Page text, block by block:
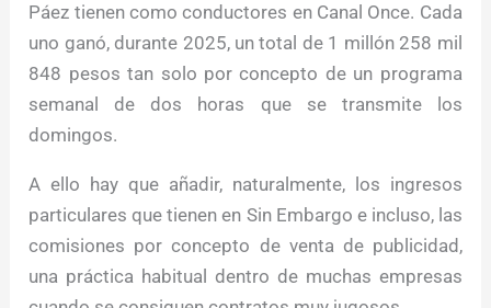
Páez tienen como conductores en Canal Once. Cada
uno ganó, durante 2025, un total de 1 millón 258 mil
848 pesos tan solo por concepto de un programa
semanal de dos horas que se transmite los
domingos.
A ello hay que añadir, naturalmente, los ingresos
particulares que tienen en Sin Embargo e incluso, las
comisiones por concepto de venta de publicidad,
una práctica habitual dentro de muchas empresas